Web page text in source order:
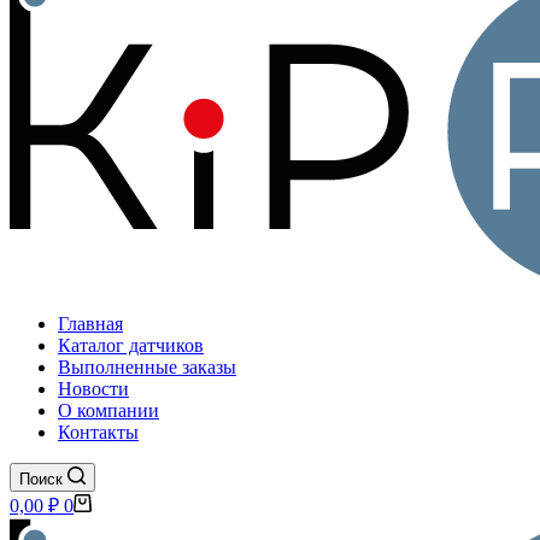
Главная
Каталог датчиков
Выполненные заказы
Новости
О компании
Контакты
Поиск
Корзина
0,00 ₽ 0